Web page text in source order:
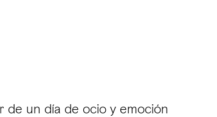
de un día de ocio y emoción